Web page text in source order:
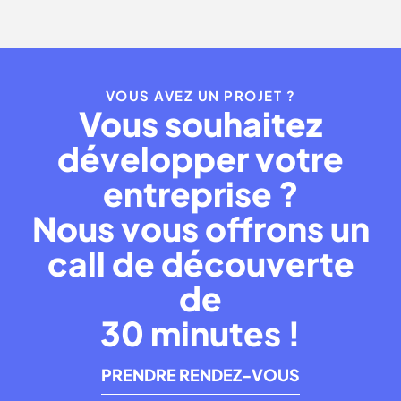
VOUS AVEZ UN PROJET ?
Vous souhaitez
développer votre
entreprise ?
Nous vous offrons un
call de découverte
de
30 minutes !
PRENDRE RENDEZ-VOUS